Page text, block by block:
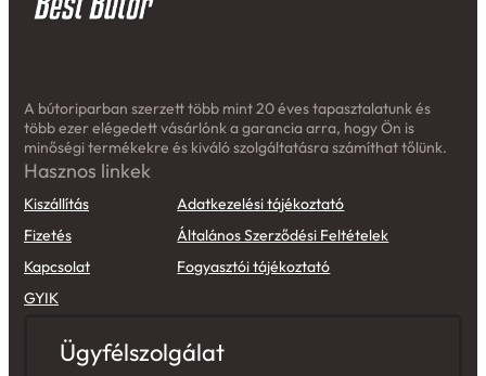
A bútoriparban szerzett több mint 20 éves tapasztalatunk és
több ezer elégedett vásárlónk a garancia arra, hogy Ön is
minőségi termékekre és kiváló szolgáltatásra számíthat tőlünk.
Hasznos linkek
Kiszállítás
Fizetés
Kapcsolat
GYIK
Adatkezelési tájékoztató
Általános Szerződési Feltételek
Fogyasztói tájékoztató
Ügyfélszolgálat